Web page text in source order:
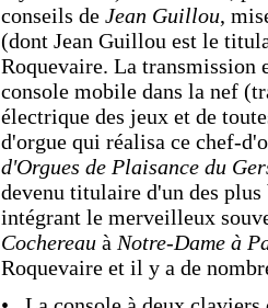
conseils de Jean Guillou,
(dont Jean Guillou est le
Roquevaire. La transmission
console mobile dans la nef
électrique des jeux et de
d'orgue qui réalisa ce chef-
d'Orgues de Plaisance du
devenu titulaire d'un des
intégrant le merveilleux
Cochereau à Notre-Dame à
Roquevaire et il y a de